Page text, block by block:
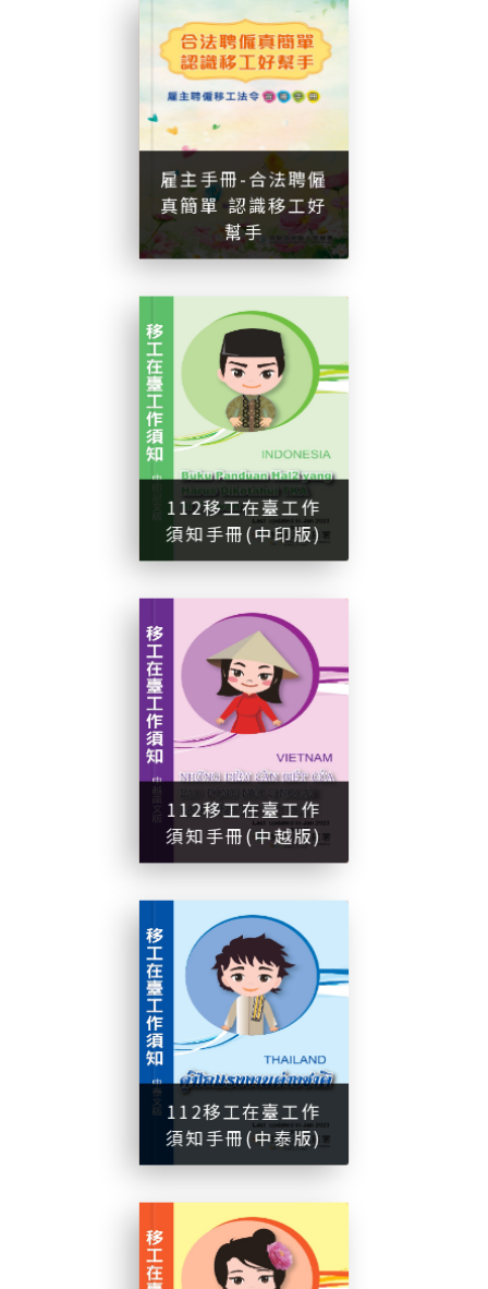
雇主手冊-合法聘僱
真簡單 認識移工好
幫手
雇主手冊-合法聘僱真簡單認識移工好幫
112移工在臺工作
須知手冊(中印版)
112移工在臺工作須知手冊中印版
112移工在臺工作
須知手冊(中越版)
112移工在臺工作須知手冊中越版
112移工在臺工作
須知手冊(中泰版)
112移工在臺工作須知手冊中泰版